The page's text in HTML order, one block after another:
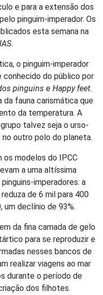
e para a extensão dos
pinguim-imperador. Os
esta semana na
o pinguim-imperador
conhecido do público por
pinguins e Happy feet.
da fauna carismática que
da temperatura. A
talvez seja o urso-
no outro polo do planeta.
os modelos do IPCC
a uma altíssima
imperadores: a
de 6 mil para 400
um declínio de 93%.
da fina camada de gelo
para se reproduzir e
nesses bancos de
realizar viagens ao mar
durante o período de
dos filhotes.